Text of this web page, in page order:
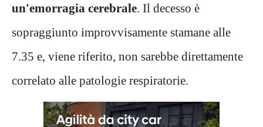
un'emorragia cerebrale. Il decesso è
sopraggiunto improvvisamente stamane alle
7.35 e, viene riferito, non sarebbe direttamente
correlato alle patologie respiratorie.